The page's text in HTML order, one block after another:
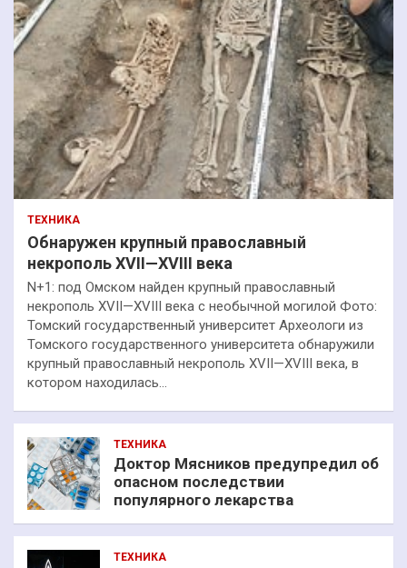
ТЕХНИКА
Обнаружен крупный православный
некрополь XVII—XVIII века
N+1: под Омском найден крупный православный
некрополь XVII—XVIII века с необычной могилой Фото:
Томский государственный университет Археологи из
Томского государственного университета обнаружили
крупный православный некрополь XVII—XVIII века, в
котором находилась…
ТЕХНИКА
Доктор Мясников предупредил об
опасном последствии
популярного лекарства
ТЕХНИКА